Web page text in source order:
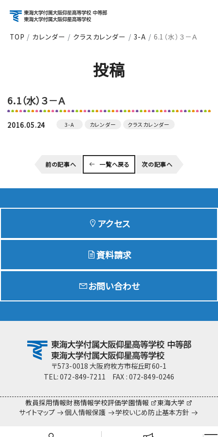
About 学校紹介
Course コース紹介
School Life 学校生活
Exam 入試情報サイト
team Gyosei team Gyosei
TOP カレンダー クラスカレンダー 3-A 6.1（水）３－Ａ
投稿
6.1（水）３－Ａ
2016.05.24 3-A カレンダー クラスカレンダー
前の記事へ 一覧へ戻る 次の記事へ
アクセス
資料請求
お問い合わせ
〒573-0018 大阪府枚方市桜丘町60-1
TEL: 072-849-7211 FAX : 072-849-0246
教員採用情報財務情報学校評価学園情報
東海大学
サイトマップ
個人情報保護 学校いじめ防止基本方針